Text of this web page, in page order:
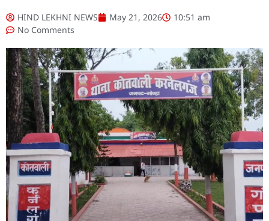
HIND LEKHNI NEWS May 21, 2026
10:51 am
No Comments